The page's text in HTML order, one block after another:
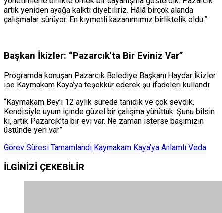
artık yeniden ayağa kalktı diyebiliriz. Hâlâ birçok alanda
çalışmalar sürüyor. En kıymetli kazanımımız birliktelik oldu.”
Başkan İkizler: “Pazarcık’ta Bir Eviniz Var”
Programda konuşan Pazarcık Belediye Başkanı Haydar İkizler
ise Kaymakam Kaya’ya teşekkür ederek şu ifadeleri kullandı:
“Kaymakam Bey’i 12 aylık sürede tanıdık ve çok sevdik.
Kendisiyle uyum içinde güzel bir çalışma yürüttük. Şunu bilsin
ki, artık Pazarcık’ta bir evi var. Ne zaman isterse başımızın
üstünde yeri var.”
Görev Süresi Tamamlandı Kaymakam Kaya’ya Anlamlı Veda
İLGİNİZİ ÇEKEBİLİR